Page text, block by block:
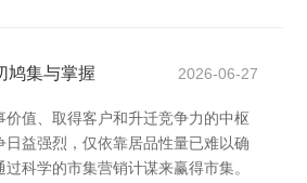
鸠集与掌握 2026-06-27
价值、取得客户和升迁竞争力的中枢
日益强烈，仅依靠居品性量已难以确
科学的市集营销计谋来赢得市集。